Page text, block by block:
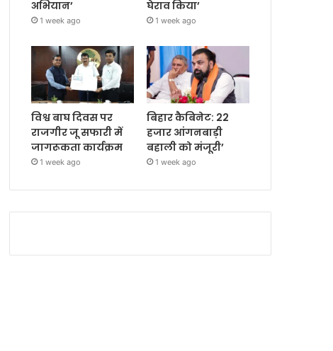
अभियान’
1 week ago
घेराव किया’
1 week ago
विश्व बाघ दिवस पर
राजगीर जू सफारी में
जागरूकता कार्यक्रम
1 week ago
बिहार कैबिनेट: 22
हजार आंगनबाड़ी
बहाली को मंजूरी’
1 week ago